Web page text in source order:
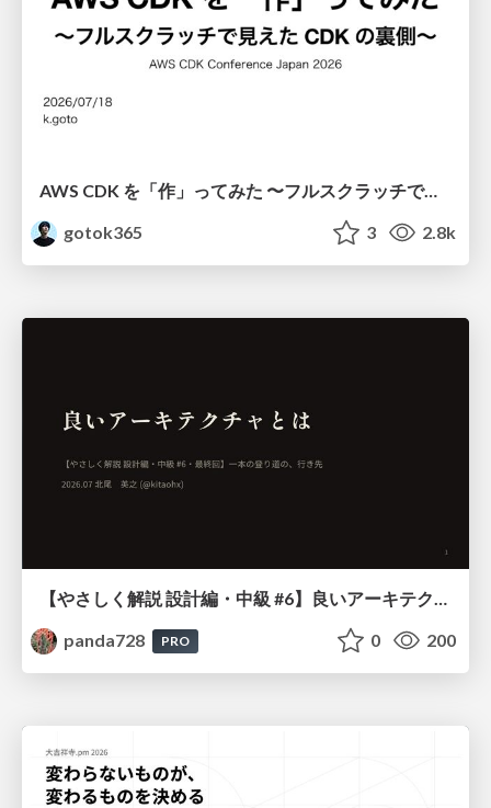
AWS CDK を「作」ってみた 〜フルスクラッチで見えた CDK の裏側〜 / aws-cdk-from-scratch
gotok365
3 2.8k
【やさしく解説 設計編・中級 #6】良いアーキテクチャとは ～ 一本の登り道の、行き先 ～
panda728
PRO 0 200